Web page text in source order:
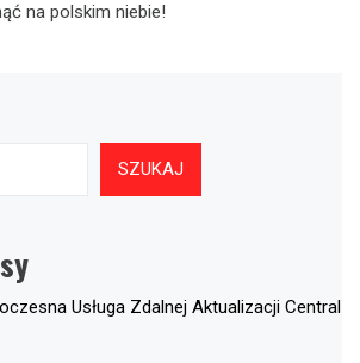
na polskim niebie!
SZUKAJ
Usługa Zdalnej Aktualizacji Central